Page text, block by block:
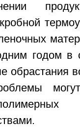
годом в
обрастания